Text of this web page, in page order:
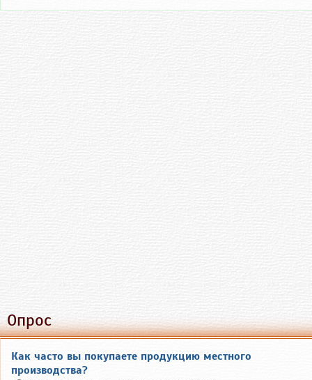
Опрос
Как часто вы покупаете продукцию местного
производства?